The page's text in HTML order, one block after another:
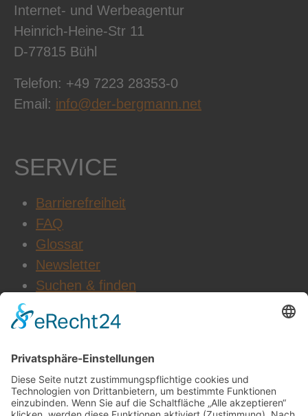
Internet- und Werbeagentur
Heinrich-Heine-Str 11
D-77815 Bühl
Telefon: +49 7223 28353-0
Email: info@der-bergmann.net
SERVICE
Barrierefreiheit
FAQ
Glossar
Newsletter
Suchen & finden
WEITERE INFOS
Datenschutz
Impressum